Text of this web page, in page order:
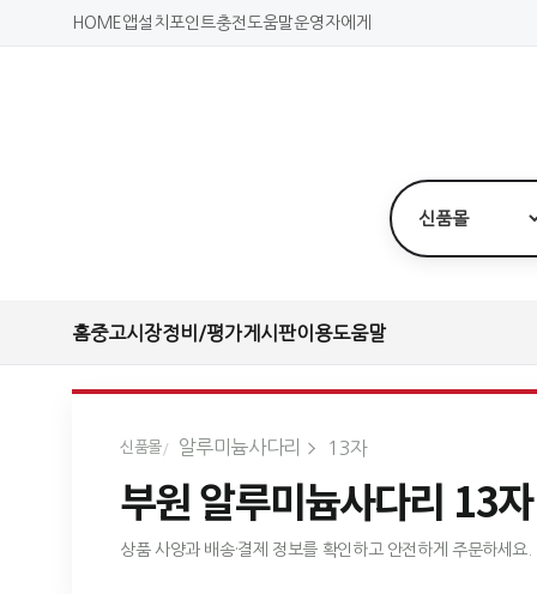
HOME 앱설치 포인트충전도움말운영자에게
홈중고시장정비/평가게시판이용도움말
신품몰 알루미늄사다리 13자
부원 알루미늄사다리 13자
상품 사양과 배송·결제 정보를 확인하고 안전하게 주문하세요.